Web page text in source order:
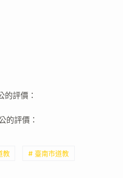
的評價：
的評價：
教 # 臺南市道教